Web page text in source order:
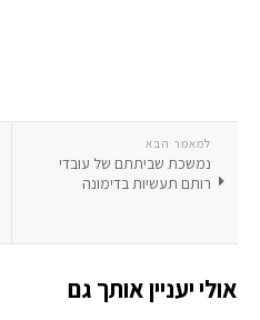
למאמר הבא
נמשכת שביתתם של עובדי
רותם תעשיות בדימונה
אולי יעניין אותך גם